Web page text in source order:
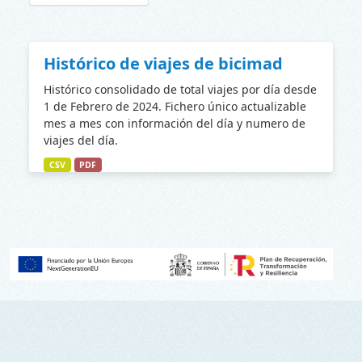
Histórico de viajes de bicimad
Histórico consolidado de total viajes por día desde
1 de Febrero de 2024. Fichero único actualizable
mes a mes con información del día y numero de
viajes del día.
CSV PDF